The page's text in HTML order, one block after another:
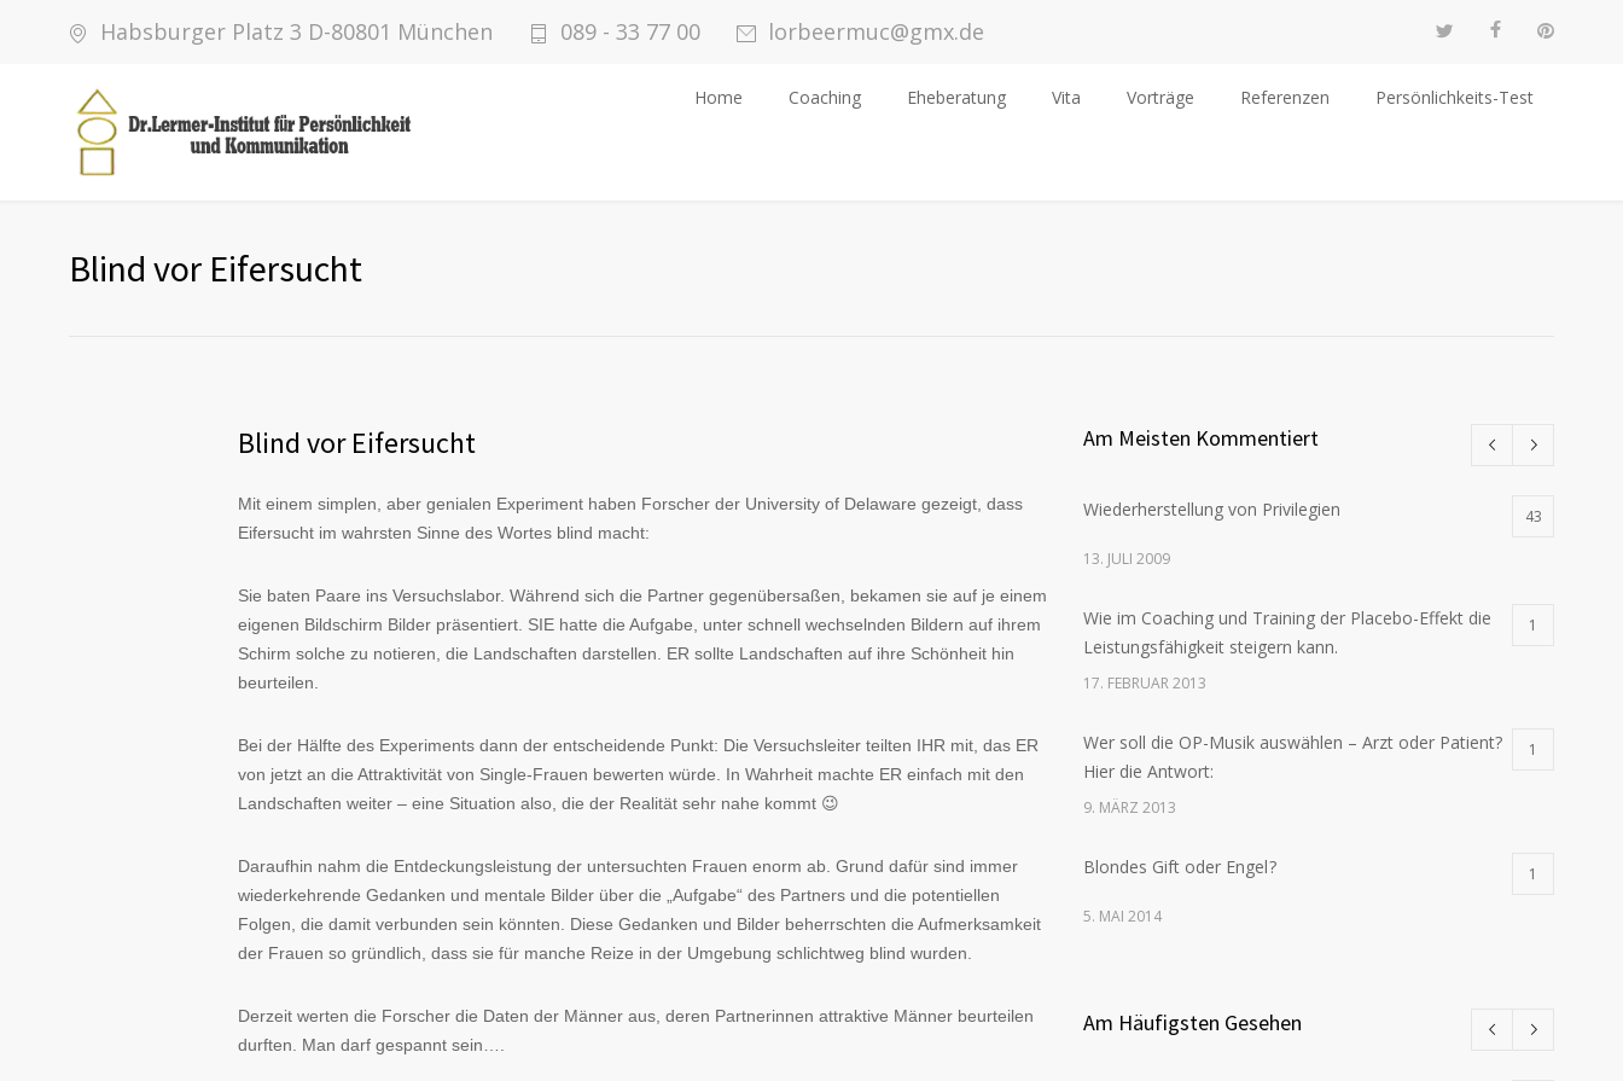
Habsburger Platz 3 D-80801 München 089 - 33 77 00 lorbeermuc@gmx.de
Home Coaching Eheberatung Vita Vorträge Referenzen Persönlichkeits-Test
Blind vor Eifersucht
Blind vor Eifersucht
Mit einem simplen, aber genialen Experiment haben Forscher der University of Delaware gezeigt, dass
Eifersucht im wahrsten Sinne des Wortes blind macht:
Sie baten Paare ins Versuchslabor. Während sich die Partner gegenübersaßen, bekamen sie auf je einem
eigenen Bildschirm Bilder präsentiert. SIE hatte die Aufgabe, unter schnell wechselnden Bildern auf ihrem
Schirm solche zu notieren, die Landschaften darstellen. ER sollte Landschaften auf ihre Schönheit hin
beurteilen.
Bei der Hälfte des Experiments dann der entscheidende Punkt: Die Versuchsleiter teilten IHR mit, das ER
von jetzt an die Attraktivität von Single-Frauen bewerten würde. In Wahrheit machte ER einfach mit den
Landschaften weiter – eine Situation also, die der Realität sehr nahe kommt 😉
Daraufhin nahm die Entdeckungsleistung der untersuchten Frauen enorm ab. Grund dafür sind immer
wiederkehrende Gedanken und mentale Bilder über die „Aufgabe“ des Partners und die potentiellen
Folgen, die damit verbunden sein könnten. Diese Gedanken und Bilder beherrschten die Aufmerksamkeit
der Frauen so gründlich, dass sie für manche Reize in der Umgebung schlichtweg blind wurden.
Derzeit werten die Forscher die Daten der Männer aus, deren Partnerinnen attraktive Männer beurteilen
durften. Man darf gespannt sein….
Am Meisten Kommentiert
Wiederherstellung von Privilegien 43
13. JULI 2009
Wie im Coaching und Training der Placebo-Effekt die
Leistungsfähigkeit steigern kann.
1
17. FEBRUAR 2013
Wer soll die OP-Musik auswählen – Arzt oder Patient?
Hier die Antwort:
1
9. MÄRZ 2013
Blondes Gift oder Engel ? 1
5. MAI 2014
Am Häufigsten Gesehen